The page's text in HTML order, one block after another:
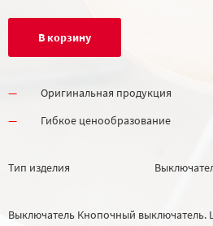
В корзину
Оригинальная продукция
Гибкое ценообразование
Тип изделия
Выключатель Кнопочный выключатель.